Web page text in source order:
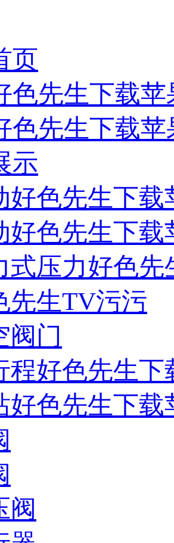
页
色先生下载
色先生下载
示
好色先生下
好色先生下
式压力好色
先生TV污污
阀门
程好色先生
好色先生下
阀